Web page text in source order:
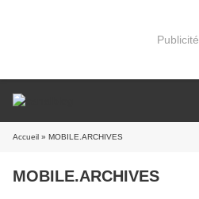
Publicité
Accueil » MOBILE.ARCHIVES
MOBILE.ARCHIVES